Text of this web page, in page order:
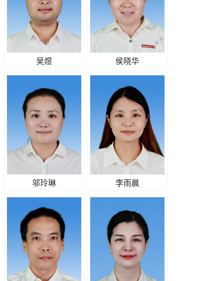
吴煜 侯晓华
邬玲琳 李雨晨